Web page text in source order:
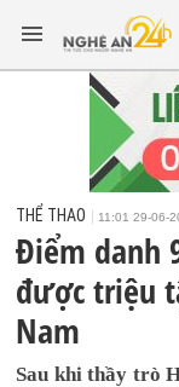
THỂ THAO 11:01 29-06-
Điểm danh
được triệu
Nam
Sau khi thầy trò